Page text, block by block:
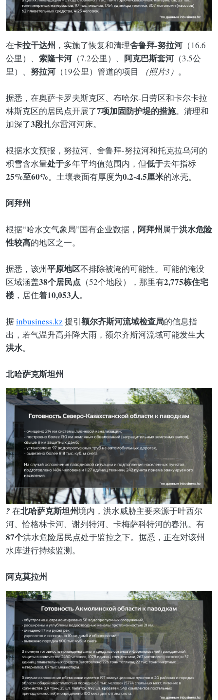
在卡拉干达州 ，实施了恢复和清理舍鲁拜-努拉河（16.6
公里）、 索隆卡河（7.2公里）、 阿克巴斯套河（3.5公
里）、努拉河（19公里）管道的项目 （照片3） 。
据悉，在奥萨卡罗夫斯克区、布哈尔-日劳区和卡尔卡拉
林斯克区的居民点开展了7项加固防护堤的措施。清理和
加深了3段扎尔雷河河床。
根据水文预报，努拉河、舍鲁拜-努拉河和托克拉乌河的
积雪含水量处于多年平均值范围内，但低于去年指标
25%至60%。土壤表面有厚度为0.2-4.5厘米的冰壳。
阿拜州
根据“哈水文气象局”国有企业数据， 阿拜州属于洪水危险
性较高的地区之一。
据悉，该州平原地区不排除被淹的可能性。可能的淹没
区域涵盖38个居民点 （52个地段），那里有2,775栋住宅
楼 ，居住着10,053人。
据inbusiness.kz 援引额尔齐斯河流域检查局的信息指
出，若气温升高并降大雨，额尔齐斯河流域可能发生大
洪水。
北哈萨克斯坦州
? 在北哈萨克斯坦州境内，洪水威胁主要来源于叶西尔
河、恰格林卡河、谢列特河、卡梅萨科特河的春汛。有
87个洪水危险居民点处于监控之下。据悉，正在对该州
水库进行持续监测。
阿克莫拉州